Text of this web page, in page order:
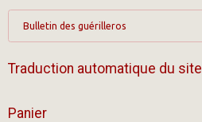
Bulletin des guérilleros
Traduction automatique du site
Panier